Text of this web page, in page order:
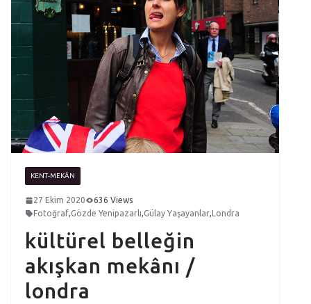
KENT-MEKÂN
27 Ekim 2020
636 Views
Fotoğraf,Gözde Yenipazarlı,Gülay Yaşayanlar, Londra
kültürel belleğin
akışkan mekânı /
londra